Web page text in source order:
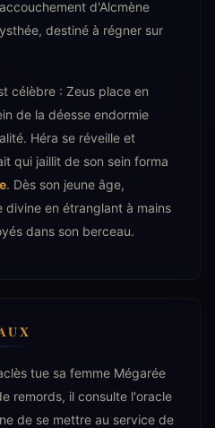
d'Alcmène
destiné à régner sur
célèbre : Zeus place en
de la déesse endormie
Héra se réveille et
qui jaillit de son sein forma
. Dès son jeune âge,
divine en étranglant à mains
dans son berceau.
tue sa femme Mégarée
remords, il consulte l'oracle
de se mettre au service de